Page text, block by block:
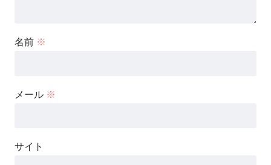
名前 ※
メール ※
サイト